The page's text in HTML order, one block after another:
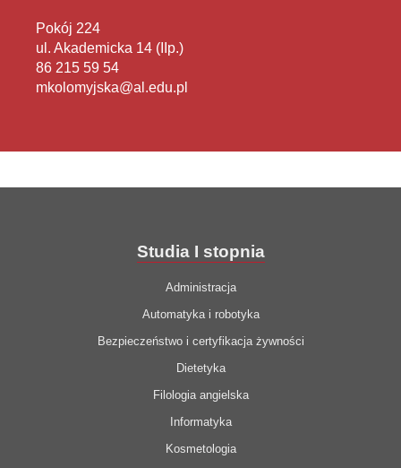
Pokój 224
ul. Akademicka 14 (IIp.)
86 215 59 54
mkolomyjska@al.edu.pl
Studia I stopnia
Administracja
Automatyka i robotyka
Bezpieczeństwo i certyfikacja żywności
Dietetyka
Filologia angielska
Informatyka
Kosmetologia